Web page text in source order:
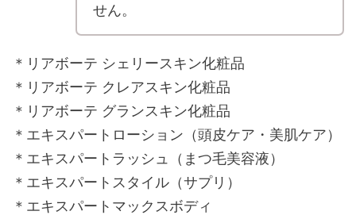
せん。
＊リアボーテ シェリースキン化粧品
＊リアボーテ クレアスキン化粧品
＊リアボーテ グランスキン化粧品
＊エキスパートローション（頭皮ケア・美肌ケア）
＊エキスパートラッシュ（まつ毛美容液）
＊エキスパートスタイル（サプリ）
＊エキスパートマックスボディ